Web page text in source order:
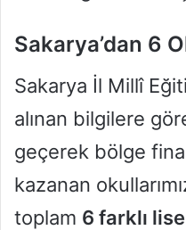
Sakarya’dan 6
Sakarya İl Millî
alınan bilgilere
geçerek bölge
kazanan
toplam 6 farklı lise